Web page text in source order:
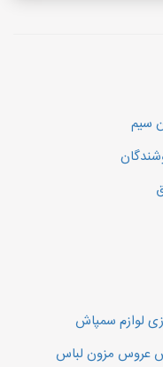
سیم
لوازم سمپاش
عروس مزون لباس